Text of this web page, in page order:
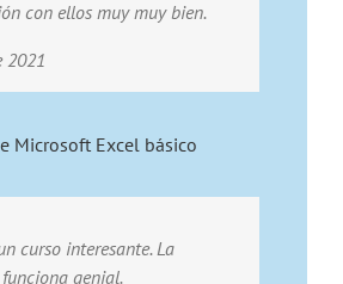
con ellos muy muy bien.
2021
Microsoft Excel básico
curso interesante. La
genial.